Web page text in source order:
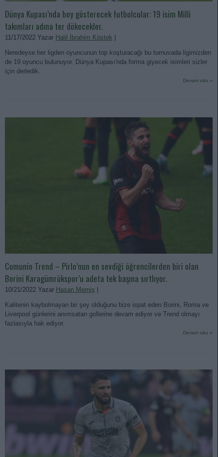
Dünya Kupası’nda boy gösterecek futbolcular: 19 isim Milli
takımları adına ter dökecekler.
11/17/2022 Yazar Halil İbrahim Köstek
Neredeyse her ligden oyuncunun top koşturacağı bu turnuvada ligimizden
de 19 oyuncu bulunuyor. Dünya Kupası'nda forma giyecek isimleri sizler
için derledik.
Devam oku »
Comunio Trend – Pirlo’nun en sevdiği öğrencilerden biri olan
Borini Karagümrükspor’u adeta tek başına sırtlıyor.
10/21/2022 Yazar Hasan Memiş
Kalitenin kaybolmayan bir şey olduğunu bize ispat eden Borini, Roma ve
Liverpool günlerini anımsatan gollerine devam ediyor ve Trend olmayı
fazlasıyla hak ediyor.
Devam oku »